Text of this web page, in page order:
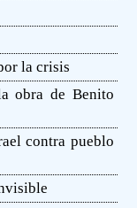
la crisis
obra de Benito
contra pueblo